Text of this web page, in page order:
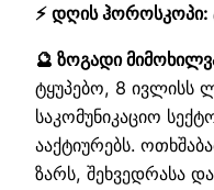
⚡ დღის ჰოროსკოპი:
🔮 ზოგადი
ტყუპებო, 8 ივლისს
საკომუნიკაციო
ააქტიურებს.
ზარს, შეხვედრასა